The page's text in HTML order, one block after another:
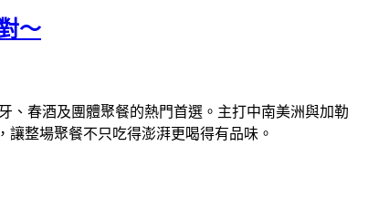
～
、春酒及團體聚餐的熱門首選。主打中南美洲與加勒
整場聚餐不只吃得澎湃更喝得有品味。